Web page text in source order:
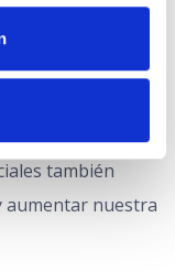
el
de manera
también
aumentar nuestra